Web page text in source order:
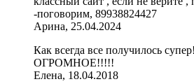
-поговорим, 89938824427
Арина, 25.04.2024
Как всегда все получилось
ОГРОМНОЕ!!!!!
Елена, 18.04.2018